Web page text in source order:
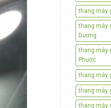
thang máy
thang máy
Dương
thang máy
Phước
thang máy
thang máy
thang máy